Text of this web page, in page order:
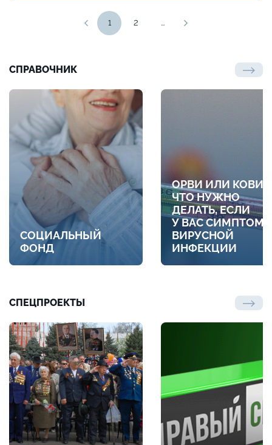
1 2 ...
СПРАВОЧНИК
СОЦИАЛЬНЫЙ
ФОНД
ОРВИ ИЛИ
ЧТО НУЖНО
ДЕЛАТЬ, ЕСЛИ
У ВАС
ВИРУСНОЙ
ИНФЕКЦИИ
СПЕЦПРОЕКТЫ